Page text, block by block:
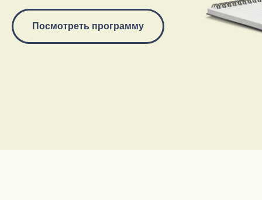
Посмотреть программу